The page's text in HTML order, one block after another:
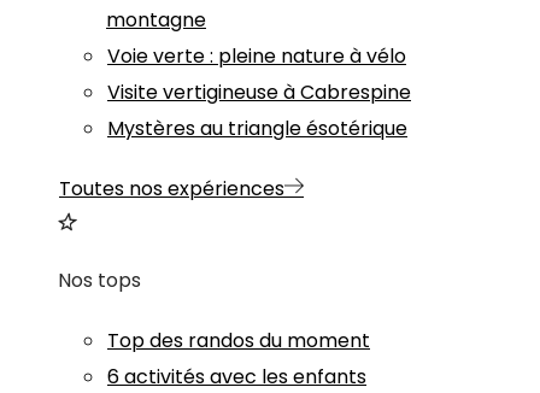
montagne
Voie verte : pleine nature à vélo
Visite vertigineuse à Cabrespine
Mystères au triangle ésotérique
Toutes nos expériences
Nos tops
Top des randos du moment
6 activités avec les enfants